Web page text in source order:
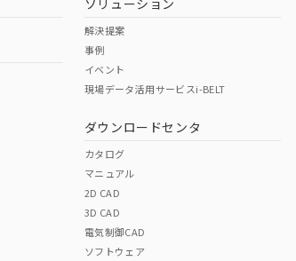
未対応品が混在する可能性があります。
ソリューション
解決提案
事例
イベント
現場データ活用サービスi-BELT
ダウンロードセンタ
カタログ
マニュアル
2D CAD
3D CAD
電気制御CAD
ソフトウェア